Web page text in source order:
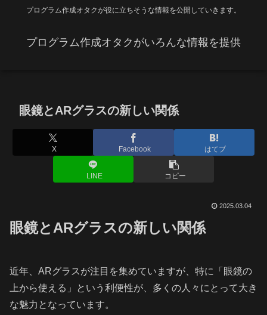
プログラム作成オタクが役に立ちそうな情報を公開していきます。
プログラム作成オタクがいろんな情報を提供
眼鏡とARグラスの新しい関係
X Facebook はてブ
LINE コピー
2025.03.04
眼鏡とARグラスの新しい関係
近年、ARグラスが注目を集めていますが、特に「眼鏡の
上から使える」という利便性が、多くの人々にとって大き
な魅力となっています。